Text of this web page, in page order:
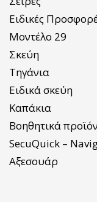
Ειδικές
Μοντέλο 29
Σκεύη
Τηγάνια
Ειδικά σκεύη
Καπάκια
Βοηθητικά
SecuQuick –
Αξεσουάρ